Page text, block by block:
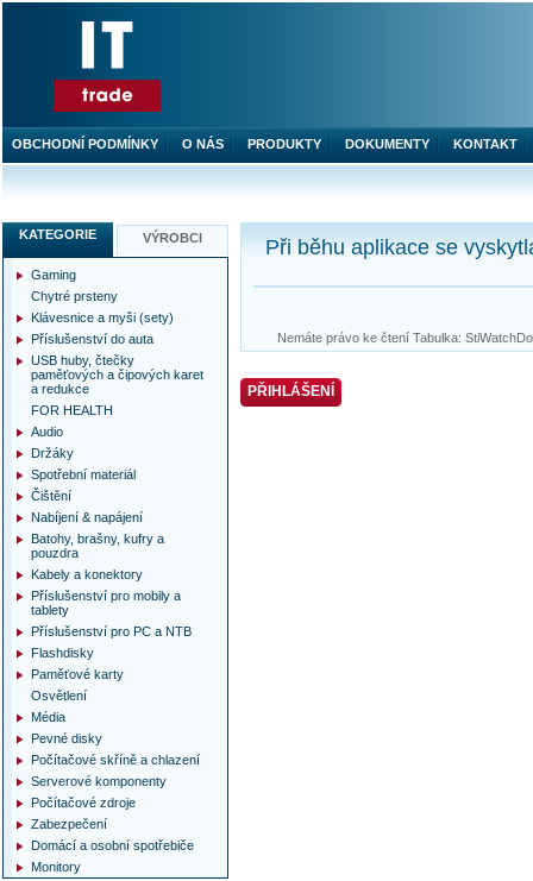
Při běhu aplikace se
Nemáte právo ke čtení Tabulka:
PŘIHLÁŠENÍ
KATEGORIE VÝROBCI
Gaming
Chytré prsteny
Klávesnice a myši (sety)
Příslušenství do auta
USB huby, čtečky
paměťových a čipových karet
a redukce
FOR HEALTH
Audio
Držáky
Spotřební materiál
Čištění
Nabíjení & napájení
Batohy, brašny, kufry a
pouzdra
Kabely a konektory
Příslušenství pro mobily a
tablety
Příslušenství pro PC a NTB
Flashdisky
Paměťové karty
Osvětlení
Média
Pevné disky
Počítačové skříně a chlazení
Serverové komponenty
Počítačové zdroje
Zabezpečení
Domácí a osobní spotřebiče
Monitory
OBCHODNÍ PODMÍNKY O NÁS PRODUKTY DOKUMENTY KONTAKT